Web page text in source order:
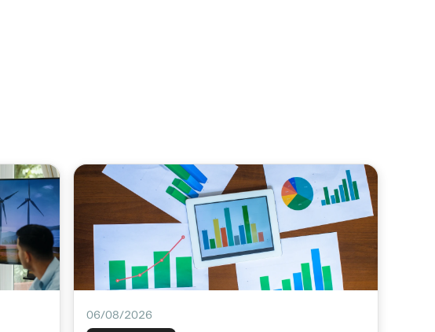
06/08/2026